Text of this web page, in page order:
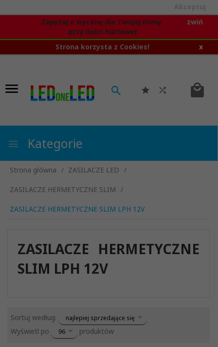
Zapytaj o wycenę dla Twojej Firmy
przy ilości hurtowej
zwiń
Strona korzysta z Cookies! x
Kategorie
Strona główna ZASILACZE LED
ZASILACZE HERMETYCZNE SLIM
ZASILACZE HERMETYCZNE SLIM LPH 12V
ZASILACZE HERMETYCZNE
SLIM LPH 12V
Sortuj według: sortnajlepiej sprzedające się
Wyświetl po pop96 produktów